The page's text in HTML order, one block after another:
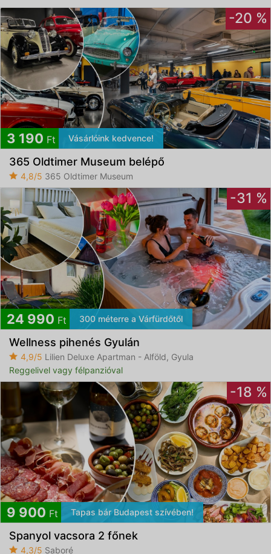
-20 %
3 190 Ft Vásárlóink kedvence!
365 Oldtimer Museum belépő
4,8/5 365 Oldtimer Museum
-31 %
24 990 Ft 300 méterre a Várfürdőtől
Wellness pihenés Gyulán
4,9/5 Lilien Deluxe Apartman - Alföld, Gyula
Reggelivel vagy félpanzióval
-18 %
9 900 Ft Tapas bár Budapest szívében!
Spanyol vacsora 2 főnek
4,3/5 Saboré